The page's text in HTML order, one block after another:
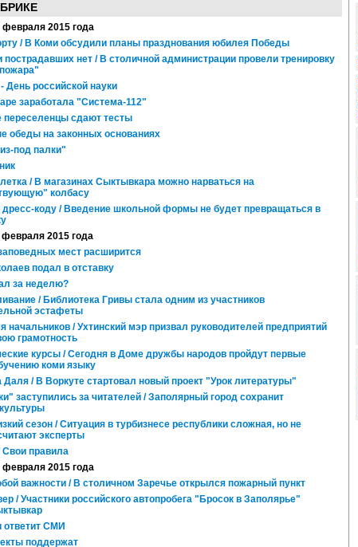
2015 года
/ В Коми обсудили планы празднования юбилея Победы
пострадавших нет / В столичной администрации провели тренировку
День российской науки
заработала "Система-112"
переселенцы сдают тесты
обеды на законных основаниях
под палки"
/ В магазинах Сыктывкара можно нарваться на
колбасу
дресс-коду / Введение школьной формы не будет превращаться в
2015 года
мест расширится
подал в отставку
за неделю?
/ Библиотека Гривы стала одним из участников
эстафеты
начальников / Ухтинский мэр призвал руководителей предприятий
грамотность
курсы / Сегодня в Доме дружбы народов пройдут первые
коми языку
/ В Воркуте стартовал новый проект "Урок литературы"
заступились за читателей / Заполярный город сохранит
сезон / Ситуация в турбизнесе республики сложная, но не
эксперты
правила
2015 года
важности / В столичном Заречье открылся пожарный пункт
/ Участники российского автопробега "Бросок в Заполярье"
ответит СМИ
поддержат